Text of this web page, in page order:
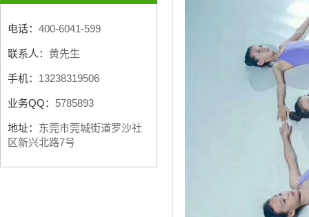
电话： 400-6041-599
联系人： 黄先生
手机： 13238319506
业务QQ： 5785893
地址： 东莞市莞城街道罗沙社
区新兴北路7号